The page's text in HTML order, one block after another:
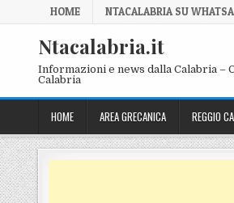
Skip to content
HOME NTACALABRIA SU
Ntacalabria.it
Informazioni e news dalla Calabria –
Calabria
HOME AREA GRECANICA REGGIO